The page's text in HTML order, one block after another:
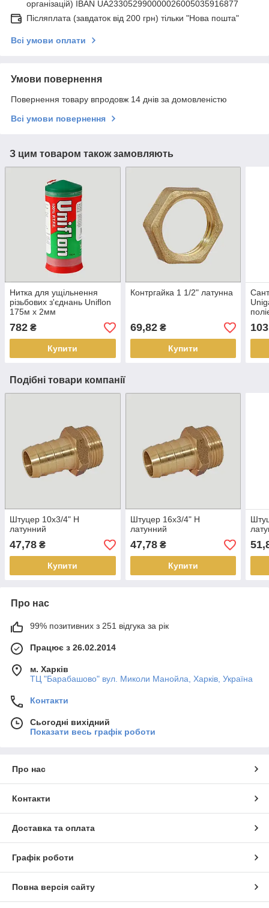
організацій) IBAN UA233052990000026005035916877
Післяплата (завдаток від 200 грн) тільки "Нова пошта"
Всі умови оплати
Умови повернення
Повернення товару впродовж 14 днів за домовленістю
Всі умови повернення
З цим товаром також замовляють
Нитка для ущільнення
різьбових з'єднань Uniflon
175м х 2мм
782 ₴
Купити
Контргайка 1 1/2" латунна
69,82₴
Купити
100
Подібні товари компанії
Штуцер 10х3/4" Н
латунний
47,78 ₴
Купити
Штуцер 16х3/4" Н
латунний
47,78₴
Купити
Про нас
99% позитивних з 251 відгука за рік
Працює з 26.02.2014
м. Харків
ТЦ "Барабашово" вул. Миколи Манойла, Харків, Україна
Контакти
Сьогодні вихідний
Показати весь графік роботи
Про нас
Контакти
Доставка та оплата
Графік роботи
Повна версія сайту